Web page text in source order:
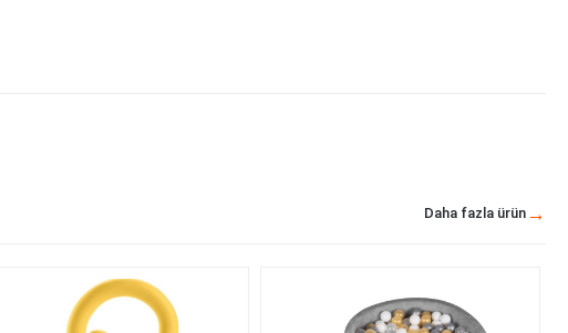
Daha fazla ürün